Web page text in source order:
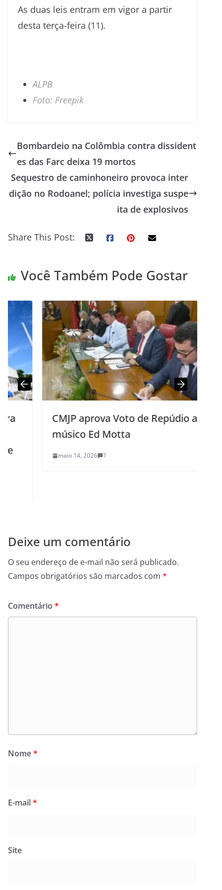
As duas leis entram em vigor a partir
desta terça-feira (11).
ALPB
Foto: Freepik
Bombardeio na Colômbia contra dissident
es das Farc deixa 19 mortos
Sequestro de caminhoneiro provoca inter
dição no Rodoanel; polícia investiga suspe
ita de explosivos
Share This Post:
Você Também Pode Gostar
CMJP aprova Voto de Repúdio ao
músico Ed Motta
maio 14, 2026 1
Deixe um comentário
O seu endereço de e-mail não será publicado.
Campos obrigatórios são marcados com *
Comentário *
Nome*
E-mail*
Site